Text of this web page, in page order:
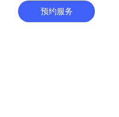
全国热线: 400-996-0801
预约服务